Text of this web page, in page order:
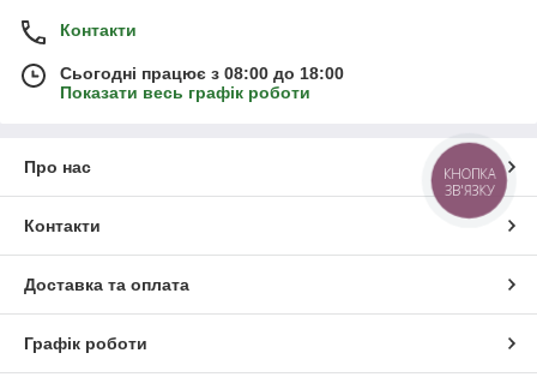
Контакти
Сьогодні працює з 08:00 до 18:00
Показати весь графік роботи
Про нас
Контакти
Доставка та оплата
Графік роботи
КНОПКА
ЗВ'ЯЗКУ